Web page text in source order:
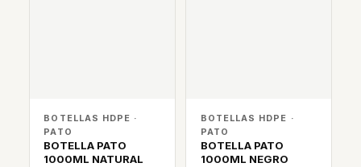
BOTELLAS HDPE ·
PATO
BOTELLA PATO
1000ML NATURAL
BOTELLAS HDPE ·
PATO
BOTELLA PATO
1000ML NEGRO